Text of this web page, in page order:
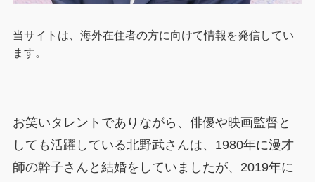
当サイトは、海外在住者の方に向けて情報を発信してい
ます。
お笑いタレントでありながら、俳優や映画監督と
しても活躍している北野武さんは、1980年に漫才
師の幹子さんと結婚をしていましたが、2019年に